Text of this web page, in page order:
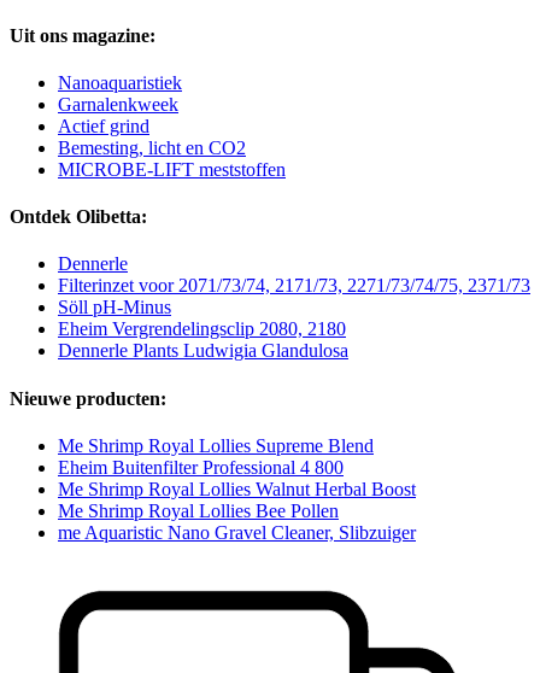
Uit ons magazine:
Nanoaquaristiek
Garnalenkweek
Actief grind
Bemesting, licht en CO2
MICROBE-LIFT meststoffen
Ontdek Olibetta:
Dennerle
Filterinzet voor 2071/73/74, 2171/73, 2271/73/74/75, 2371/73
Söll pH-Minus
Eheim Vergrendelingsclip 2080, 2180
Dennerle Plants Ludwigia Glandulosa
Nieuwe producten:
Me Shrimp Royal Lollies Supreme Blend
Eheim Buitenfilter Professional 4 800
Me Shrimp Royal Lollies Walnut Herbal Boost
Me Shrimp Royal Lollies Bee Pollen
me Aquaristic Nano Gravel Cleaner, Slibzuiger